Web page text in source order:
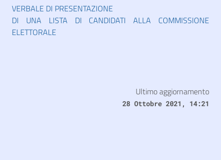
VERBALE DI PRESENTAZIONE
DI UNA LISTA DI CANDIDATI ALLA COMMISSIONE
ELETTORALE
Ultimo aggiornamento
28 Ottobre 2021, 14:21